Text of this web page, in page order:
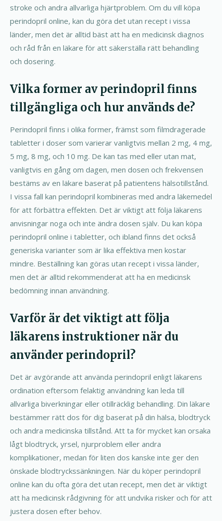
stroke och andra allvarliga hjärtproblem. Om du vill köpa
perindopril online, kan du göra det utan recept i vissa
länder, men det är alltid bäst att ha en medicinsk diagnos
och råd från en läkare för att säkerställa rätt behandling
och dosering.
Vilka former av perindopril finns
tillgängliga och hur används de?
Perindopril finns i olika former, främst som filmdragerade
tabletter i doser som varierar vanligtvis mellan 2 mg, 4 mg,
5 mg, 8 mg, och 10 mg. De kan tas med eller utan mat,
vanligtvis en gång om dagen, men dosen och frekvensen
bestäms av en läkare baserat på patientens hälsotillstånd.
I vissa fall kan perindopril kombineras med andra läkemedel
för att förbättra effekten. Det är viktigt att följa läkarens
anvisningar noga och inte ändra dosen själv. Du kan köpa
perindopril online i tabletter, och ibland finns det också
generiska varianter som är lika effektiva men kostar
mindre. Beställning kan göras utan recept i vissa länder,
men det är alltid rekommenderat att ha en medicinsk
bedömning innan användning.
Varför är det viktigt att följa
läkarens instruktioner när du
använder perindopril?
Det är avgörande att använda perindopril enligt läkarens
ordination eftersom felaktig användning kan leda till
allvarliga biverkningar eller otillräcklig behandling. Din läkare
bestämmer rätt dos för dig baserat på din hälsa, blodtryck
och andra medicinska tillstånd. Att ta för mycket kan orsaka
lågt blodtryck, yrsel, njurproblem eller andra
komplikationer, medan för liten dos kanske inte ger den
önskade blodtryckssänkningen. När du köper perindopril
online kan du ofta göra det utan recept, men det är viktigt
att ha medicinsk rådgivning för att undvika risker och för att
justera dosen efter behov.